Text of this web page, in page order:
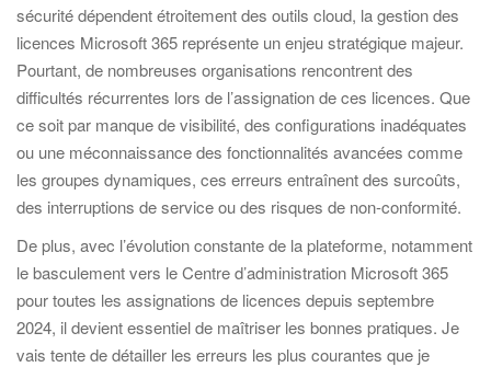
sécurité dépendent étroitement des outils cloud, la gestion des
licences Microsoft 365 représente un enjeu stratégique majeur.
Pourtant, de nombreuses organisations rencontrent des
difficultés récurrentes lors de l’assignation de ces licences. Que
ce soit par manque de visibilité, des configurations inadéquates
ou une méconnaissance des fonctionnalités avancées comme
les groupes dynamiques, ces erreurs entraînent des surcoûts,
des interruptions de service ou des risques de non-conformité.
De plus, avec l’évolution constante de la plateforme, notamment
le basculement vers le Centre d’administration Microsoft 365
pour toutes les assignations de licences depuis septembre
2024, il devient essentiel de maîtriser les bonnes pratiques. Je
vais tente de détailler les erreurs les plus courantes que je